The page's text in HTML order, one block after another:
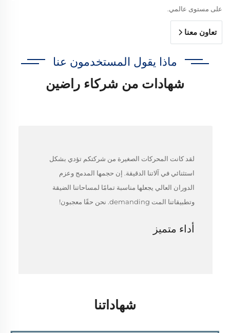
على مستوى عالمي.
تعاون معنا
ماذا يقول المستخدمون عنا
شهادات من شركاء راضين
لقد كانت المحركات الصغيرة من شركتكم تؤدي بشكل
استثنائي في آلاتنا الدقيقة. إن حجمها المدمج وعزم
الدوران العالي يجعلها مناسبة تمامًا لمساحاتنا الضيقة
وتطبيقاتنا المت demanding. نحن حقًا معجبون!
أداء متميز
شهاداتنا